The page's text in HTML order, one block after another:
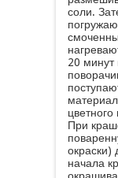
соли.
20 минут
При
окраски)
начала